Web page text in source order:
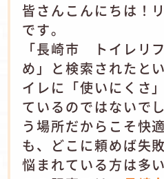
皆さんこんにちは！
です。
「長崎市 トイレリ
め」と検索されたと
イレに「使いにくさ
ているのではないで
う場所だからこそ快
も、どこに頼めば失
悩まれている方は多